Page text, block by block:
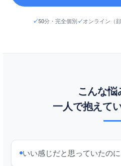
50分・完全個別 オンライン（
こんな悩
一人で抱えて
いい感じだと思っていたの